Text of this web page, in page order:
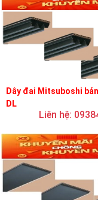
Dây đai Mitsuboshi
DL
Liên hệ: